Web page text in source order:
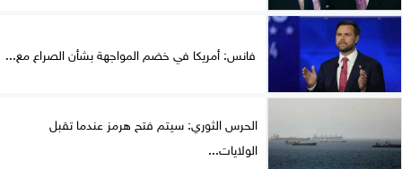
فانس: أمريكا في خضم المواجهة بشأن الصراع مع...
الحرس الثوري: سيتم فتح هرمز عندما تقبل
الولايات...